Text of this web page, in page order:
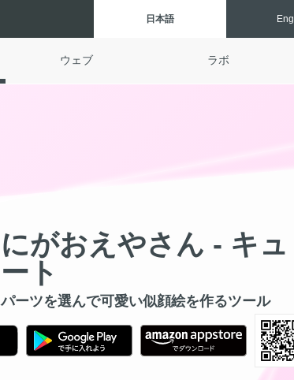
日本語 Eng
ウェブ ラボ
にがおえやさん - キュ
ート
パーツを選んで可愛い似顔絵を作るツール